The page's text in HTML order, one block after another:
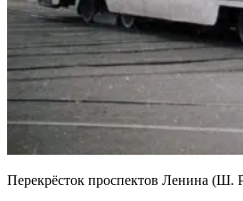
Перекрёсток проспектов Ленина (Ш.